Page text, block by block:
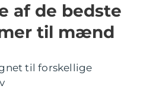
af de bedste
til mænd
til forskellige